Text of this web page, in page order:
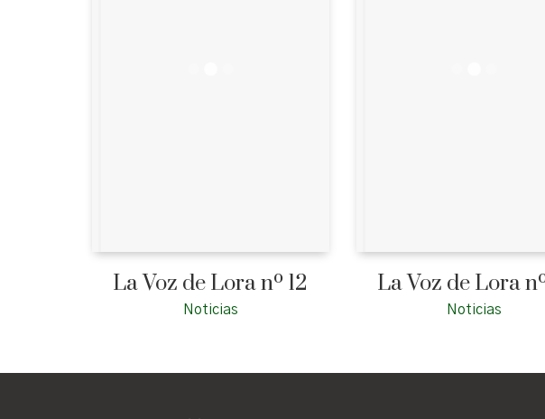
La Voz de Lora nº 12
Noticias
La Voz de Lora
Noticias